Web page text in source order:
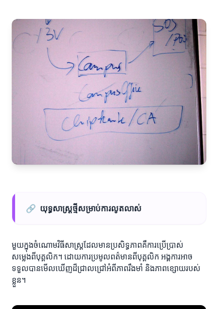
🔗 យុទ្ធសាស្ត្រថ្មីសម្រាប់ការលូតលាស់
មួយក្នុងចំណោមវិធីសាស្ត្រ​ដែលមានប្រសិទ្ធភាពគឺការប្រើប្រាស់
សម្លេងពីបុគ្គលិក។ ដោយការប្រមូលពត៌មានពីបុគ្គលិក អង្គការអាច
ទទួលបានមើលឃើញដ៏ជ្រាលជ្រៅអំពីភាពរឹងមាំ និងភាពខ្សោយរបស់
ខ្លួន។